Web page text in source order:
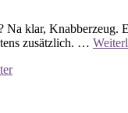
Na klar,
zusätzlich. …